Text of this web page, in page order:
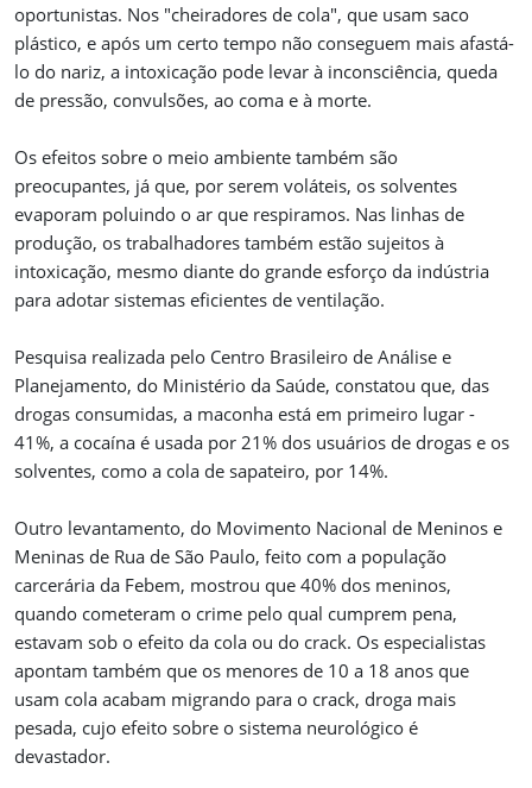
oportunistas. Nos "cheiradores de cola", que usam saco
plástico, e após um certo tempo não conseguem mais afastá-
lo do nariz, a intoxicação pode levar à inconsciência, queda
de pressão, convulsões, ao coma e à morte.
Os efeitos sobre o meio ambiente também são
preocupantes, já que, por serem voláteis, os solventes
evaporam poluindo o ar que respiramos. Nas linhas de
produção, os trabalhadores também estão sujeitos à
intoxicação, mesmo diante do grande esforço da indústria
para adotar sistemas eficientes de ventilação.
Pesquisa realizada pelo Centro Brasileiro de Análise e
Planejamento, do Ministério da Saúde, constatou que, das
drogas consumidas, a maconha está em primeiro lugar -
41%, a cocaína é usada por 21% dos usuários de drogas e os
solventes, como a cola de sapateiro, por 14%.
Outro levantamento, do Movimento Nacional de Meninos e
Meninas de Rua de São Paulo, feito com a população
carcerária da Febem, mostrou que 40% dos meninos,
quando cometeram o crime pelo qual cumprem pena,
estavam sob o efeito da cola ou do crack. Os especialistas
apontam também que os menores de 10 a 18 anos que
usam cola acabam migrando para o crack, droga mais
pesada, cujo efeito sobre o sistema neurológico é
devastador.